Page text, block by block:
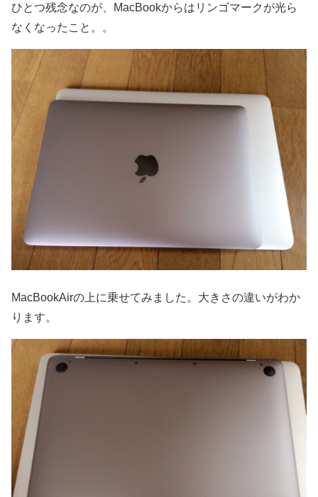
ひとつ残念なのが、MacBookからはリンゴマークが光ら
なくなったこと。。
MacBookAirの上に乗せてみました。大きさの違いがわか
ります。